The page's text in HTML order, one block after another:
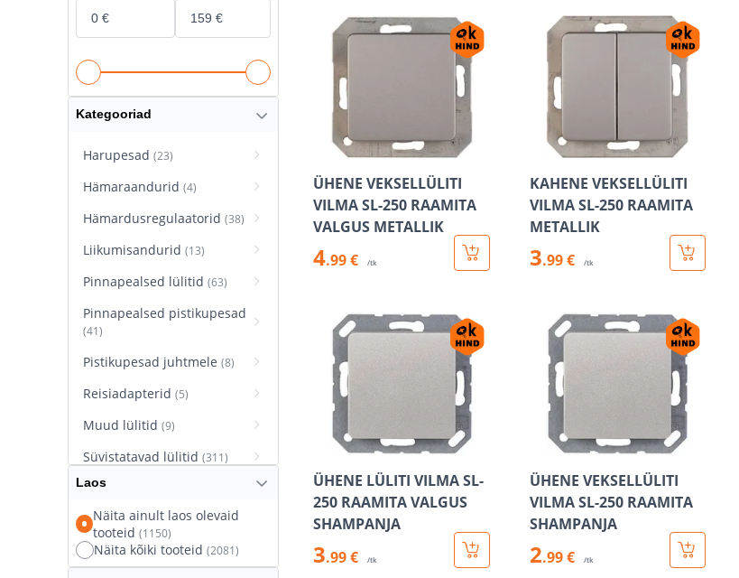
ÜHENE VEKSELLÜLITI
VILMA SL-250 RAAMITA
VALGUS METALLIK
4.99 € /tk
KAHENE VEKSELLÜLITI
VILMA SL-250 RAAMITA
METALLIK
3.99 € /tk
ÜHENE LÜLITI VILMA SL-
250 RAAMITA VALGUS
SHAMPANJA
3.99 € /tk
ÜHENE VEKSELLÜLITI
VILMA SL-250 RAAMITA
SHAMPANJA
2.99 € /tk
Kategooriad
Harupesad (23)
Hämaraandurid (4)
Hämardusregulaatorid (38)
Liikumisandurid (13)
Pinnapealsed lülitid (63)
Pinnapealsed pistikupesad
(41)
Pistikupesad juhtmele (8)
Reisiadapterid (5)
Muud lülitid (9)
Süvistatavad lülitid (311)
Süvistatavad pistikupesad
Termostaatlülitid
Laos
Näita ainult laos olevaid
tooteid (1150)
Näita kõiki tooteid (2081)